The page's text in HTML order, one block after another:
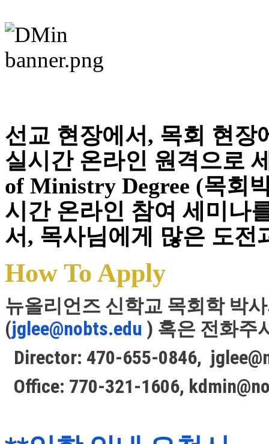
아
탑-
프
릴
발
기
부
전
치
료
약
임
심
중
코
리
아
e
뉴
스
선교 현장에서, 목회 현장
실시간 온라인 원격으로
of Ministry Degree (목회
시간 온라인 참여 세미나
서, 목사님에게 많은 도
How To Apply
뉴올리언즈 신학교 목회학 박
(jglee@nobts.edu ) 혹은 전화주
Director: 470-655-0846,
Office: 770-321-1606,